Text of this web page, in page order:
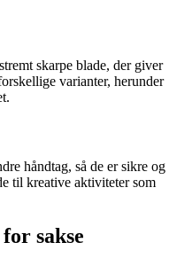
skarpe blade, der giver
varianter, herunder
håndtag, så de er sikre og
til kreative aktiviteter som
sakse